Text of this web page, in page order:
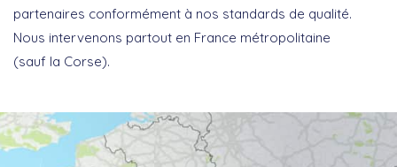
partenaires conformément à nos standards de qualité.
Nous intervenons partout en France métropolitaine
(sauf la Corse).